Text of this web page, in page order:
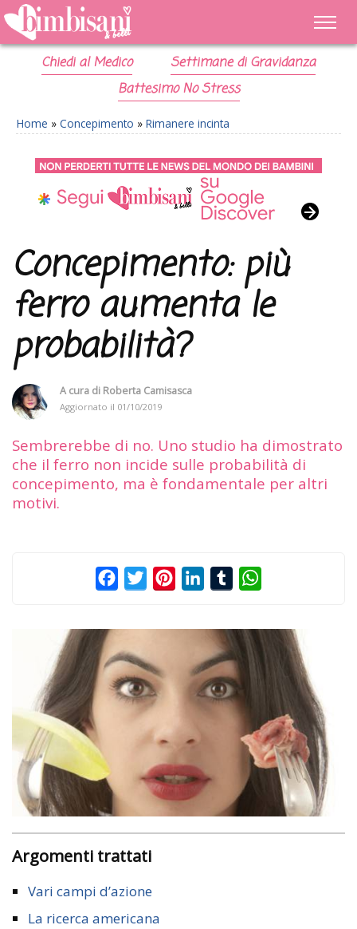
Chiedi al Medico
Settimane di Gravidanza
Battesimo No Stress
Home » Concepimento » Rimanere incinta
Concepimento: più
ferro aumenta le
probabilità?
A cura di Roberta Camisasca
Aggiornato il 01/10/2019
Sembrerebbe di no. Uno studio ha dimostrato
che il ferro non incide sulle probabilità di
concepimento, ma è fondamentale per altri
motivi.
FacebookTwitterPinterestLinkedInTumblr
Argomenti trattati
Vari campi d’azione
La ricerca americana